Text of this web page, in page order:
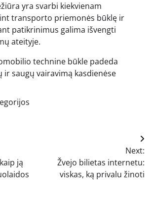
yra svarbi kiekvienam
transporto priemonės būklę ir
patikrinimus galima išvengti
ateityje.
technine būkle padeda
saugų vairavimą kasdienėse
ją
Next:
Žvejo bilietas internetu:
viskas, ką privalu žinoti